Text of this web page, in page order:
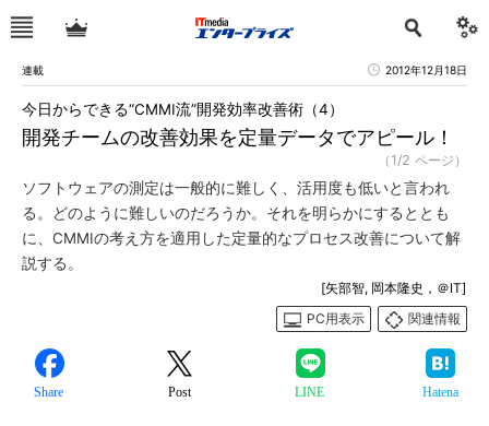
連載 2012年12月18日
開発チームの改善効果を定量データでアピール！
今日からできる“CMMI流”開発効率改善術（4）
（1/2 ページ）
ソフトウェアの測定は一般的に難しく、活用度も低いと言われ
る。どのように難しいのだろうか。それを明らかにするととも
に、CMMIの考え方を適用した定量的なプロセス改善について解
説する。
[矢部智, 岡本隆史，＠IT]
PC用表示
関連情報
Share Post LINE Hatena